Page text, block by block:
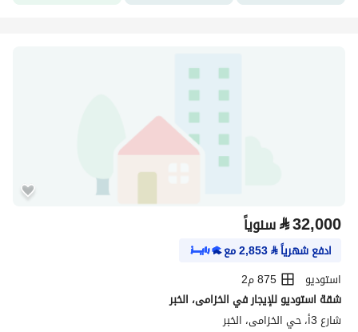
⃁32,000 سنوياً
ادفع شهرياً⃁
2,853مع
استوديو
875 م2
شقة استوديو للإيجار في الخزامى، الخبر
شارع 3أ، حي الخزامى، الخبر